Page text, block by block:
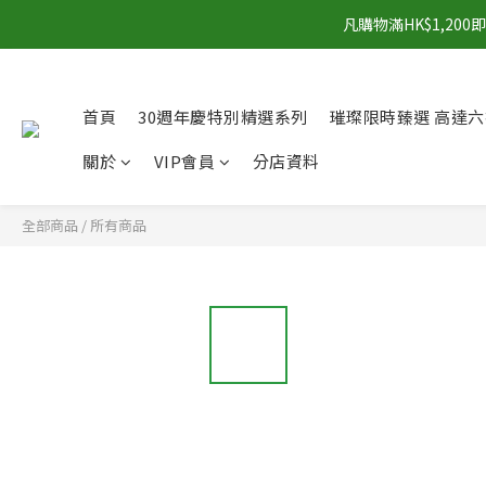
凡購物滿HK$1,200
首頁 30週年慶特別精選系列
璀璨限時臻選 高達
關於
VIP會員 分店資料
全部商品 / 所有商品